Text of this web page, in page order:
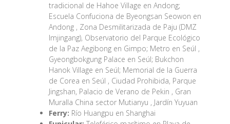
tradicional de Hahoe Village en Andong;
Escuela Confuciona de Byeongsan Seowon en
Andong , Zona Desmilitarizada de Paju (DMZ
Imjingang), Observatorio del Parque Ecológico
de la Paz Aegibong en Gimpo; Metro en Seúl ,
Gyeongbokgung Palace en Seúl; Bukchon
Hanok Village en Seúl; Memorial de la Guerra
de Corea en Seúl , Ciudad Prohibida, Parque
Jingshan, Palacio de Verano de Pekin , Gran
Muralla China sector Mutianyu , Jardín Yuyuan
Ferry: Río Huangpu en Shanghai